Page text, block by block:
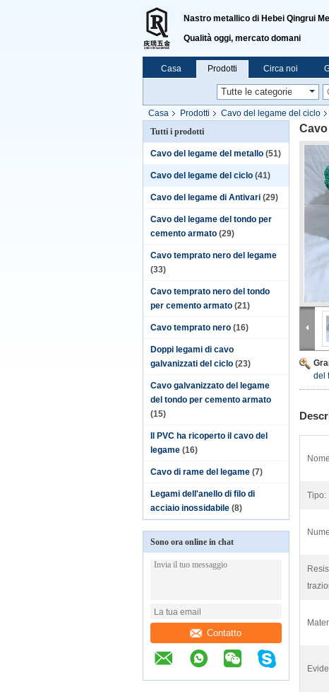
Nastro metallico di Hebei Qingrui
Qualità oggi, mercato domani
Casa Prodotti Circa noi
Casa Prodotti Cavo del legame del ciclo
Tutti i prodotti
Cavo del legame del metallo (51)
Cavo del legame del ciclo (41)
Cavo del legame di Antivari (29)
Cavo del legame del tondo per
cemento armato (29)
Cavo temprato nero del legame
(33)
Cavo temprato nero del tondo
per cemento armato (21)
Cavo temprato nero (16)
Doppi legami di cavo
galvanizzati del ciclo (23)
Cavo galvanizzato del legame
del tondo per cemento armato
(15)
Il PVC ha ricoperto il cavo del
legame (16)
Cavo di rame del legame (7)
Legami dell'anello di filo di
acciaio inossidabile (8)
Sono ora online in chat
Contatto
del
Tipo: